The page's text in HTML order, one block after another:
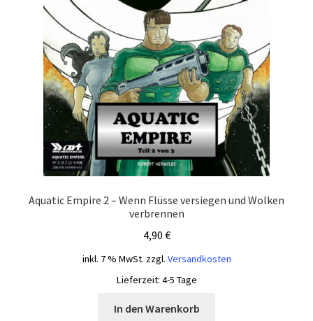
Aquatic Empire 2 – Wenn Flüsse versiegen und Wolken
verbrennen
4,90 €
inkl. 7 % MwSt. zzgl. Versandkosten
Lieferzeit: 4-5 Tage
In den Warenkorb